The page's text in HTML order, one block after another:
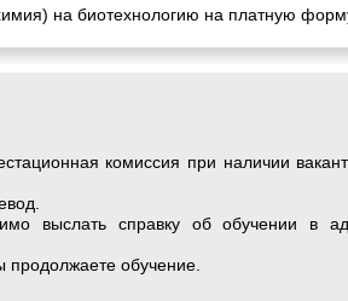
на биотехнологию на платную
комиссия при наличии
выслать справку об обучении в
продолжаете обучение.